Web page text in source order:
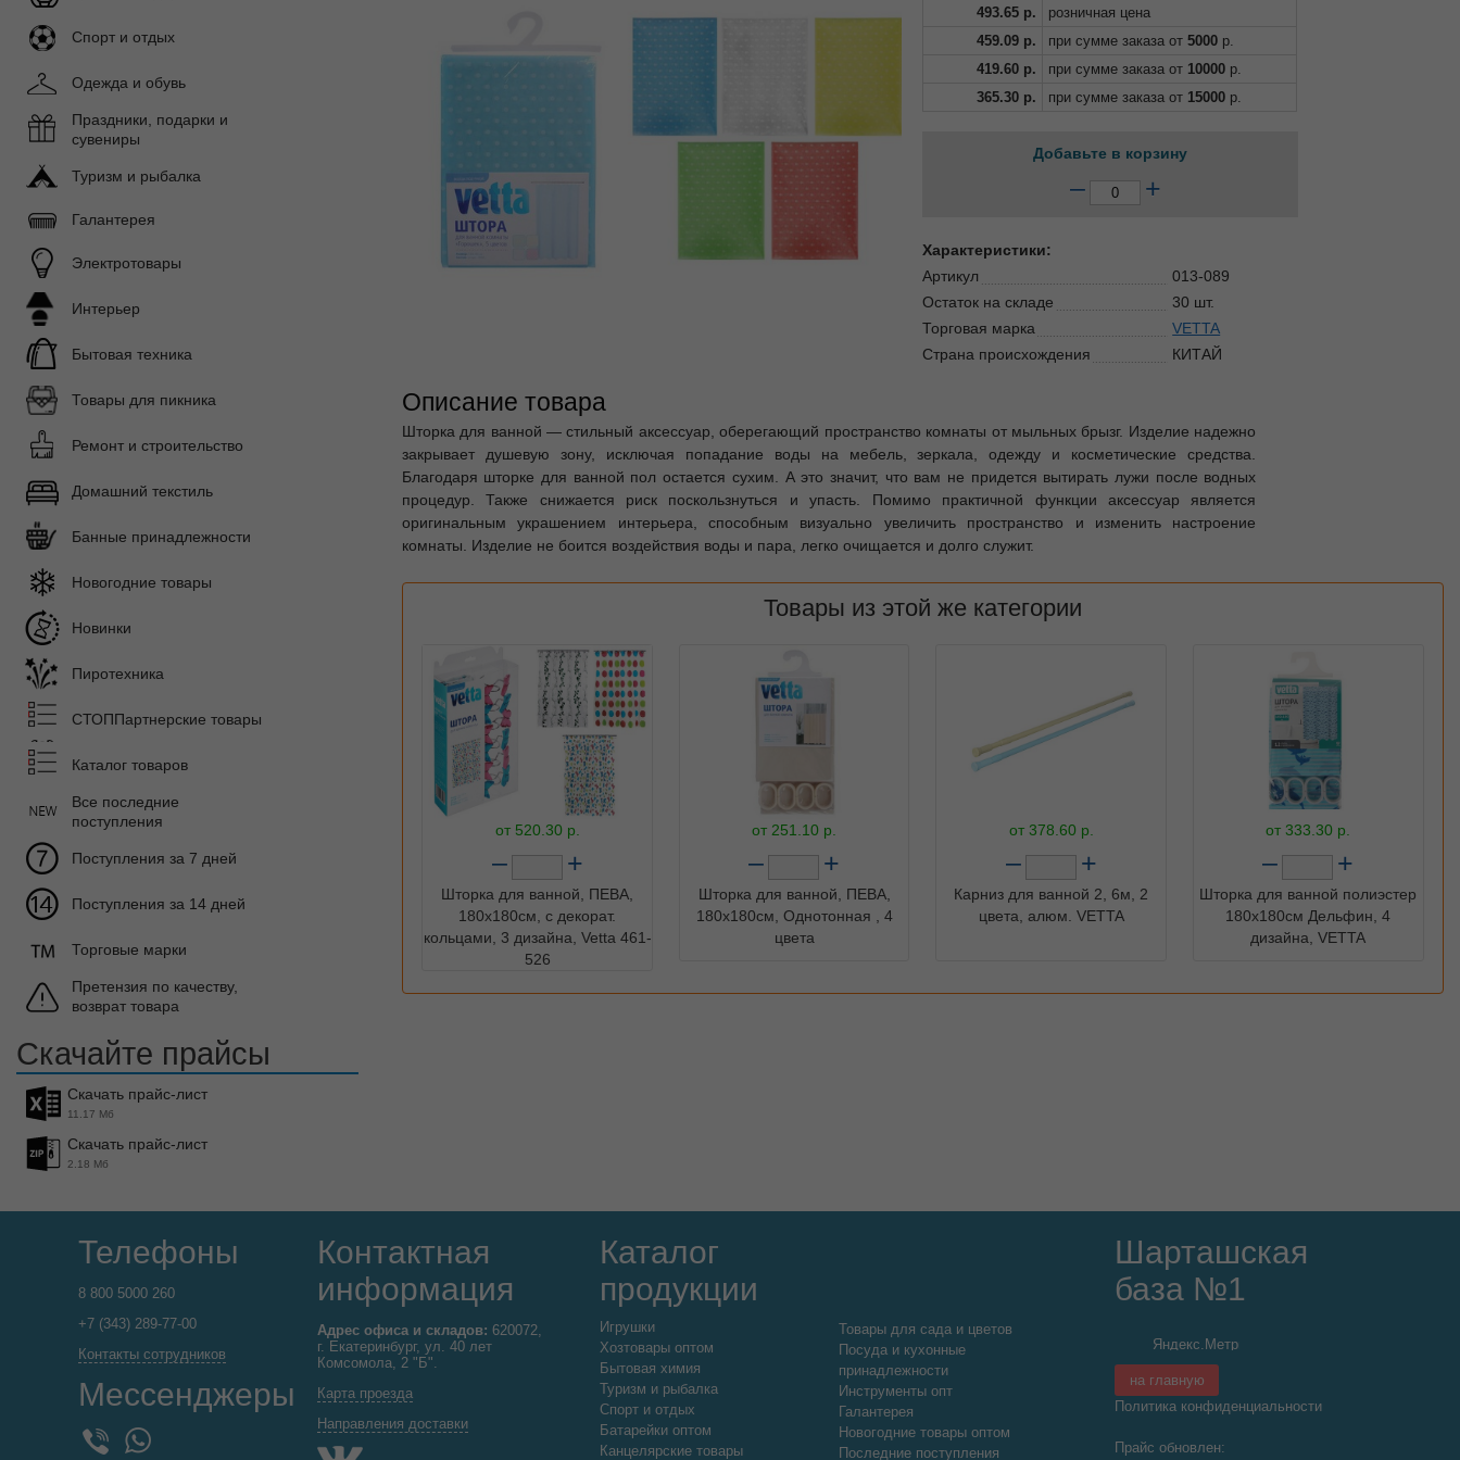
493.65 р.
розничная цена
459.09 р. при сумме заказа от5000 р.
419.60 р. при сумме заказа от 10000 р.
365.30 р. при сумме заказа от 15000 р.
Добавьте в корзину
– +
Характеристики:
Артикул
013-089
Остаток на складе
30 шт.
Торговая марка
VETTA
Страна происхождения
КИТАЙ
Описание товара
Шторка для ванной — стильный аксессуар, оберегающий пространство комнаты от мыльных брызг. Изделие надежно
закрывает душевую зону, исключая попадание воды на мебель, зеркала, одежду и косметические средства.
Благодаря шторке для ванной пол остается сухим. А это значит, что вам не придется вытирать лужи после водных
процедур. Также снижается риск поскользнуться и упасть. Помимо практичной функции аксессуар является
оригинальным украшением интерьера, способным визуально увеличить пространство и изменить настроение
комнаты. Изделие не боится воздействия воды и пара, легко очищается и долго служит.
Товары из этой же категории
от 520.30 р.
– +
Шторка для ванной, ПЕВА,
180x180см, с декорат.
кольцами, 3 дизайна, Vetta 461-
526
от251.10 р.
– +
Шторка для ванной, ПЕВА,
180x180см, Однотонная , 4
цвета
от 378.60 р.
– +
Карниз для ванной 2, 6м, 2
цвета, алюм. VETTA
от333.30 р.
– +
Шторка для ванной полиэстер
180х180см Дельфин, 4
дизайна, VETTA
Спорт и отдых
Одежда и обувь
Праздники, подарки и
сувениры
Туризм и рыбалка
Галантерея
Электротовары
Интерьер
Бытовая техника
Товары для пикника
Ремонт и строительство
Домашний текстиль
Банные принадлежности
Новогодние товары
Новинки
Пиротехника
СТОППартнерские товары
Каталог товаров
Все последние
поступления
Поступления за 7 дней
Поступления за 14 дней
Торговые марки
Претензия по качеству,
возврат товара
Скачайте прайсы
Скачать прайс-лист
11.17 Мб
Скачать прайс-лист
2.18 Мб
Телефоны
8 800 5000 260
+7 (343) 289-77-00
Контакты сотрудников
Мессенджеры
WhatsApp
Контактная
информация
Адрес офиса и складов: 620072,
г. Екатеринбург, ул. 40 лет
Комсомола, 2 "Б".
Карта проезда
Направления доставки
Каталог
продукции
Игрушки
Хозтовары оптом
Бытовая химия
Туризм и рыбалка
Спорт и отдых
Батарейки оптом
Канцелярские товары
Товары для сада и цветов
Посуда и кухонные
принадлежности
Инструменты опт
Галантерея
Новогодние товары оптом
Последние поступления
Шарташская
база №1
на главную
Политика конфиденциальности
Прайс обновлен: